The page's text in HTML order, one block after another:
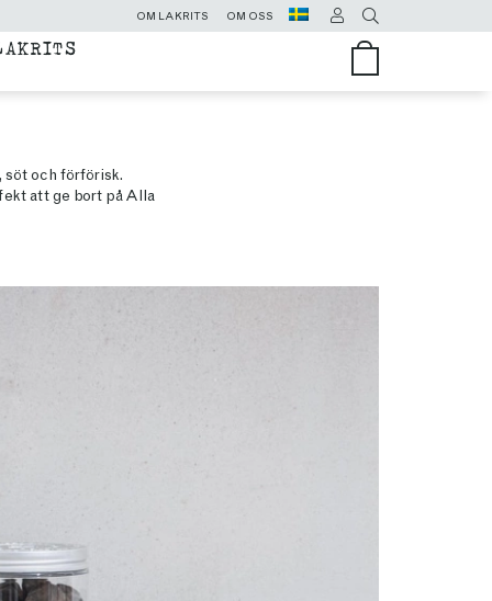
OM LAKRITS OM OSS
och förförisk.
att ge bort på Alla